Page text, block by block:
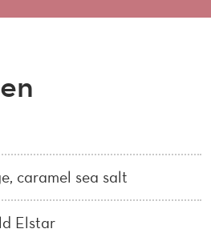
caramel sea salt
Elstar